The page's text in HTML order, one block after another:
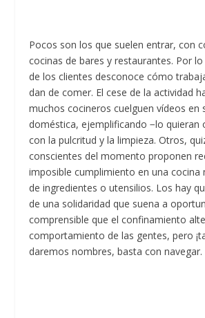
Pocos son los que suelen entrar, con
cocinas de bares y restaurantes. Por
de los clientes desconoce cómo
dan de comer. El cese de la actividad
muchos cocineros cuelguen vídeos en
doméstica, ejemplificando −lo quieran
con la pulcritud y la limpieza. Otros,
conscientes del momento proponen
imposible cumplimiento en una cocina
de ingredientes o utensilios. Los hay
de una solidaridad que suena a
comprensible que el confinamiento
comportamiento de las gentes, pero
daremos nombres, basta con navegar.